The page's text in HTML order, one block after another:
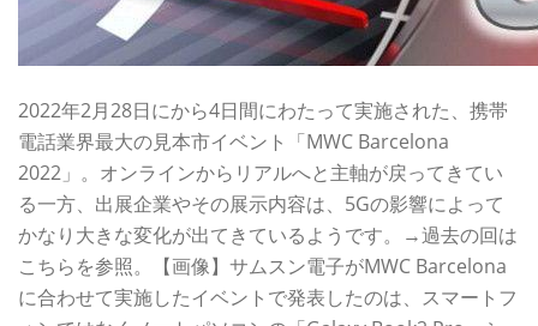
2022年2月28日にから4日間にわたって実施された、携帯
電話業界最大の見本市イベント「MWC Barcelona
2022」。オンラインからリアルへと主軸が戻ってきてい
る一方、出展企業やその展示内容は、5Gの影響によって
かなり大きな変化が出てきているようです。→過去の回は
こちらを参照。【画像】サムスン電子がMWC Barcelona
に合わせて実施したイベントで発表したのは、スマートフ